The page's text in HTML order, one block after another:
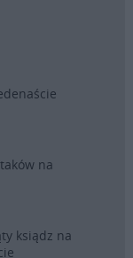
na
ksiądz na